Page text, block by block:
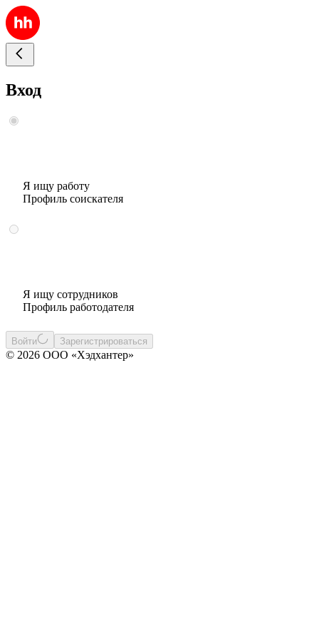
Вход
Я ищу работу
Профиль соискателя
Я ищу сотрудников
Профиль работодателя
Войти Зарегистрироваться
© 2026 ООО «Хэдхантер»